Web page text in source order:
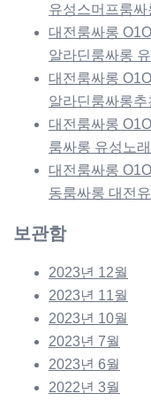
유성스머프룸
대전룸싸롱
알라딘룸싸롱
대전룸싸롱
알라딘룸싸롱
대전룸싸롱
룸싸롱 유성노
대전룸싸롱
동룸싸롱 대전
보관함
2023년 12월
2023년 11월
2023년 10월
2023년 7월
2023년 6월
2022년 3월